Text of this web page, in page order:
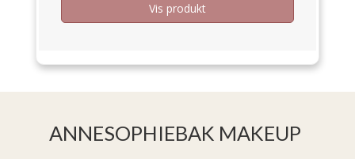
Vis produkt
ANNESOPHIEBAK MAKEUP